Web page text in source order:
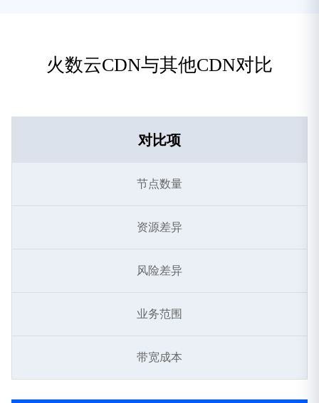
火数云CDN与其他CDN对比
对比项
节点数量
资源差异
风险差异
业务范围
带宽成本